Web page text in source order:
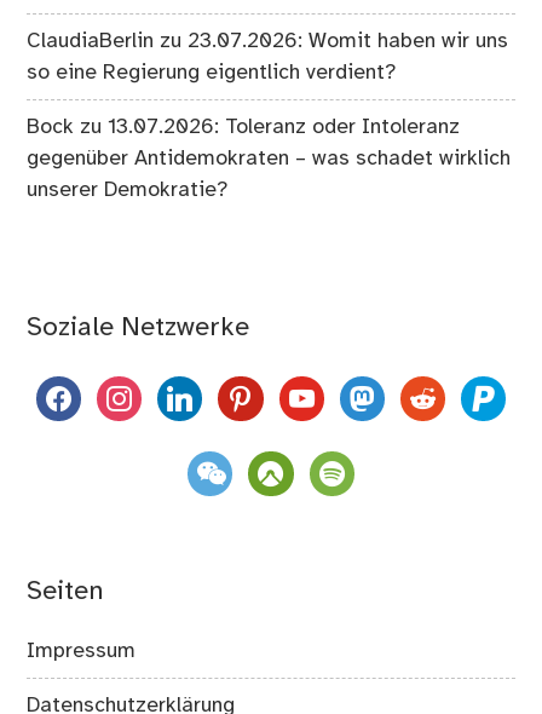
ClaudiaBerlin zu 23.07.2026: Womit haben wir uns
so eine Regierung eigentlich verdient?
Bock zu13.07.2026: Toleranz oder Intoleranz
gegenüber Antidemokraten – was schadet wirklich
unserer Demokratie?
Soziale Netzwerke
facebookinstagramlinkedinpinterestyoutubemastodon
reddit paypal
weixin komootspotify
Seiten
Impressum
Datenschutzerklärung